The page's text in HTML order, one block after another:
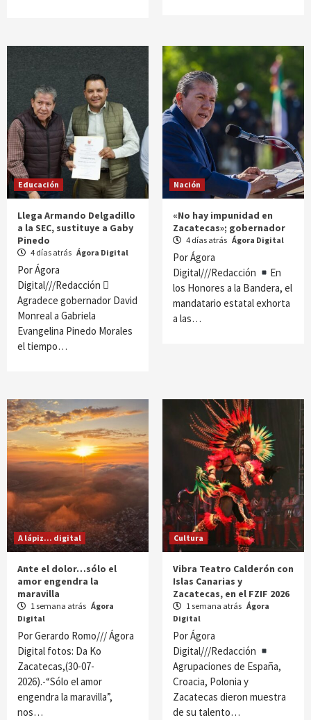
Educación
Llega Armando Delgadillo
a la SEC, sustituye a Gaby
Pinedo
4 días atrás Ágora Digital
Por Ágora
Digital///Redacción 
Agradece gobernador David
Monreal a Gabriela
Evangelina Pinedo Morales
el tiempo…
Nación
«No hay impunidad en
Zacatecas»; gobernador
4 días atrás Ágora Digital
Por Ágora
Digital///Redacción
En
los Honores a la Bandera, el
mandatario estatal exhorta
a las…
A lápiz... digital
Ante el dolor…sólo el
amor engendra la
maravilla
1 semana atrás Ágora
Digital
Por Gerardo Romo/// Ágora
Digital fotos: Da Ko
Zacatecas,(30-07-
2026).-“Sólo el amor
engendra la maravilla”,
nos…
Cultura
Vibra Teatro Calderón con
Islas Canarias y
Zacatecas, en el FZIF 2026
1 semana atrás Ágora
Digital
Por Ágora
Digital///Redacción
Agrupaciones de España,
Croacia, Polonia y
Zacatecas dieron muestra
de su talento…